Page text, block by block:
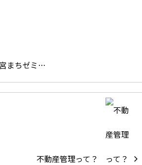
まちゼミ…
不動産管理って？